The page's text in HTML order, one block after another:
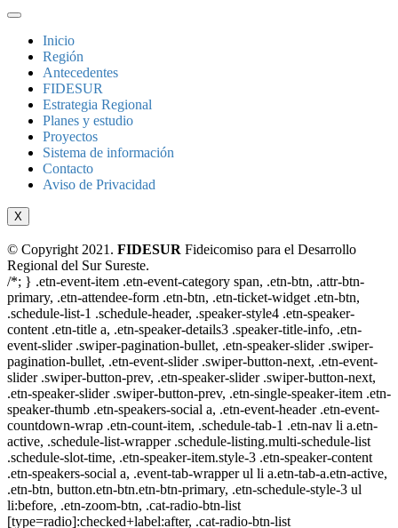
Inicio
Región
Antecedentes
FIDESUR
Estrategia Regional
Planes y estudio
Proyectos
Sistema de información
Contacto
Aviso de Privacidad
X
© Copyright 2021. FIDESUR Fideicomiso para el Desarrollo
Regional del Sur Sureste.
/*; } .etn-event-item .etn-event-category span, .etn-btn, .attr-btn-
primary, .etn-attendee-form .etn-btn, .etn-ticket-widget .etn-btn,
.schedule-list-1 .schedule-header, .speaker-style4 .etn-speaker-
content .etn-title a, .etn-speaker-details3 .speaker-title-info, .etn-
event-slider .swiper-pagination-bullet, .etn-speaker-slider .swiper-
pagination-bullet, .etn-event-slider .swiper-button-next, .etn-event-
slider .swiper-button-prev, .etn-speaker-slider .swiper-button-next,
.etn-speaker-slider .swiper-button-prev, .etn-single-speaker-item .etn-
speaker-thumb .etn-speakers-social a, .etn-event-header .etn-event-
countdown-wrap .etn-count-item, .schedule-tab-1 .etn-nav li a.etn-
active, .schedule-list-wrapper .schedule-listing.multi-schedule-list
.schedule-slot-time, .etn-speaker-item.style-3 .etn-speaker-content
.etn-speakers-social a, .event-tab-wrapper ul li a.etn-tab-a.etn-active,
.etn-btn, button.etn-btn.etn-btn-primary, .etn-schedule-style-3 ul
li:before, .etn-zoom-btn, .cat-radio-btn-list
[type=radio]:checked+label:after, .cat-radio-btn-list